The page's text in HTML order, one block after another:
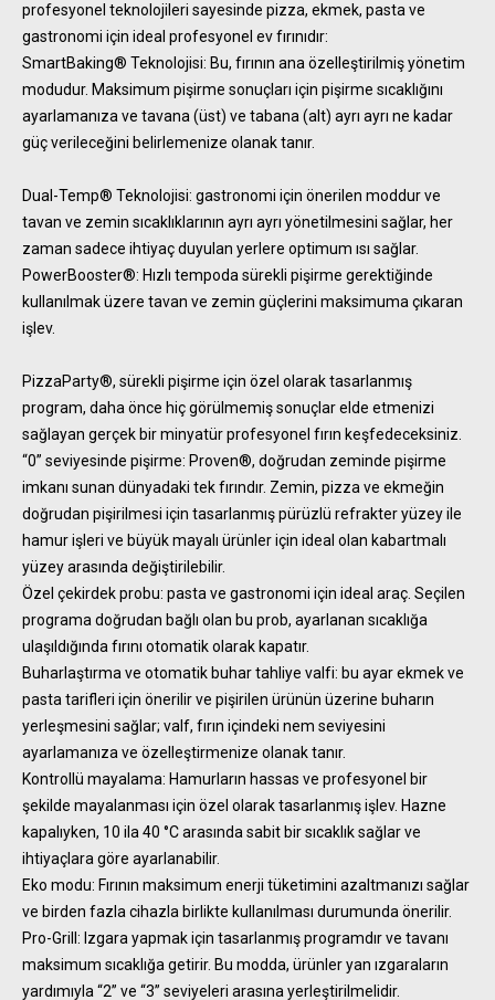
profesyonel teknolojileri sayesinde pizza, ekmek, pasta ve
gastronomi için ideal profesyonel ev fırınıdır:
SmartBaking® Teknolojisi: Bu, fırının ana özelleştirilmiş yönetim
modudur. Maksimum pişirme sonuçları için pişirme sıcaklığını
ayarlamanıza ve tavana (üst) ve tabana (alt) ayrı ayrı ne kadar
güç verileceğini belirlemenize olanak tanır.
Dual-Temp® Teknolojisi: gastronomi için önerilen moddur ve
tavan ve zemin sıcaklıklarının ayrı ayrı yönetilmesini sağlar, her
zaman sadece ihtiyaç duyulan yerlere optimum ısı sağlar.
PowerBooster®: Hızlı tempoda sürekli pişirme gerektiğinde
kullanılmak üzere tavan ve zemin güçlerini maksimuma çıkaran
işlev.
PizzaParty®, sürekli pişirme için özel olarak tasarlanmış
program, daha önce hiç görülmemiş sonuçlar elde etmenizi
sağlayan gerçek bir minyatür profesyonel fırın keşfedeceksiniz.
“0” seviyesinde pişirme: Proven®, doğrudan zeminde pişirme
imkanı sunan dünyadaki tek fırındır. Zemin, pizza ve ekmeğin
doğrudan pişirilmesi için tasarlanmış pürüzlü refrakter yüzey ile
hamur işleri ve büyük mayalı ürünler için ideal olan kabartmalı
yüzey arasında değiştirilebilir.
Özel çekirdek probu: pasta ve gastronomi için ideal araç. Seçilen
programa doğrudan bağlı olan bu prob, ayarlanan sıcaklığa
ulaşıldığında fırını otomatik olarak kapatır.
Buharlaştırma ve otomatik buhar tahliye valfi: bu ayar ekmek ve
pasta tarifleri için önerilir ve pişirilen ürünün üzerine buharın
yerleşmesini sağlar; valf, fırın içindeki nem seviyesini
ayarlamanıza ve özelleştirmenize olanak tanır.
Kontrollü mayalama: Hamurların hassas ve profesyonel bir
şekilde mayalanması için özel olarak tasarlanmış işlev. Hazne
kapalıyken, 10 ila 40 °C arasında sabit bir sıcaklık sağlar ve
ihtiyaçlara göre ayarlanabilir.
Eko modu: Fırının maksimum enerji tüketimini azaltmanızı sağlar
ve birden fazla cihazla birlikte kullanılması durumunda önerilir.
Pro-Grill: Izgara yapmak için tasarlanmış programdır ve tavanı
maksimum sıcaklığa getirir. Bu modda, ürünler yan ızgaraların
yardımıyla “2” ve “3” seviyeleri arasına yerleştirilmelidir.